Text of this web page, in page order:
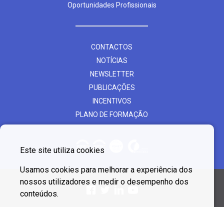
Oportunidades Profissionais
CONTACTOS
NOTÍCIAS
NEWSLETTER
PUBLICAÇÕES
INCENTIVOS
PLANO DE FORMAÇÃO
Este site utiliza cookies
Usamos cookies para melhorar a experiência dos
nossos utilizadores e medir o desempenho dos
conteúdos.